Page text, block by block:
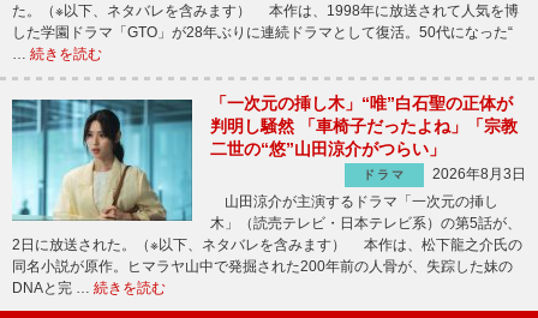
た。（※以下、ネタバレを含みます） 本作は、1998年に放送されて人気を博
した学園ドラマ「GTO」が28年ぶりに連続ドラマとして復活。50代になった“
続きを読む
「一次元の挿し木」“唯”白石聖の正体が
判明し騒然 「車椅子だったよね」「宗教
二世の“悠”山田涼介がつらい」
ドラマ
2026年8月3日
山田涼介が主演するドラマ「一次元の挿し
木」（読売テレビ・日本テレビ系）の第5話が、
2日に放送された。（※以下、ネタバレを含みます） 本作は、松下龍之介氏の
同名小説が原作。ヒマラヤ山中で発掘された200年前の人骨が、失踪した妹の
DNAと完 … 続きを読む